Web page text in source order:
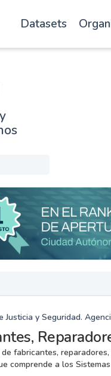
Datasets
Justicia y Seguridad.
fabricantes,
comprende a los